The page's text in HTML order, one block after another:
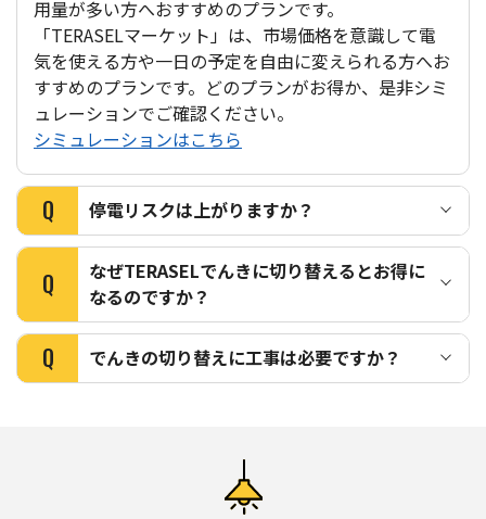
用量が多い方へおすすめのプランです。
「TERASELマーケット」は、市場価格を意識して電
気を使える方や一日の予定を自由に変えられる方へお
すすめのプランです。どのプランがお得か、是非シミ
ュレーションでご確認ください。
シミュレーションはこちら
Q 停電リスクは上がりますか？
Q
なぜTERASELでんきに切り替えるとお得に
なるのですか？
Q でんきの切り替えに⼯事は必要ですか？